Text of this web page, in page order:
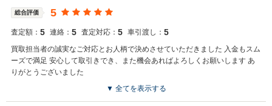
総合評価 5
査定額： 5 連絡： 5 査定対応： 5 車引渡し： 5
買取担当者の誠実なご対応とお人柄で決めさせていただきました 入金もスム
ーズで満足 安心して取引きでき、また機会あればよろしくお願いします あ
りがとうございました
▼ 全てを表示する